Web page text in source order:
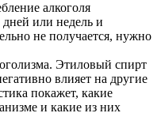
алкоголя
дней или недель и
не получается, нужно
Этиловый спирт
влияет на другие
покажет, какие
и какие из них